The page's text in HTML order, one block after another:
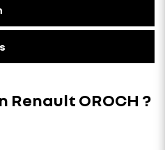
Renault OROCH ?